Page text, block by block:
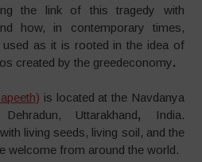
the link of this tragedy with
how, in contemporary times,
as it is rooted in the idea of
created by the greedeconomy.
is located at the Navdanya
Uttarakhand,
India.
living seeds, living soil, and the
welcome from around the world.